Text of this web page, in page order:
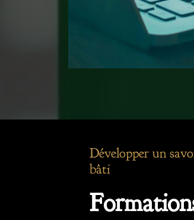
Développer un
bâti